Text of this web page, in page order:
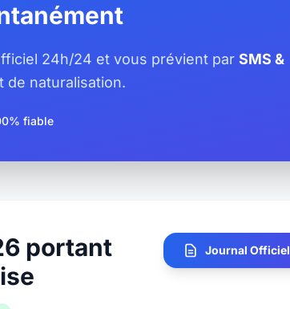
24h/24 et vous prévient par SMS &
de naturalisation.
fiable
portant
Journal Officiel